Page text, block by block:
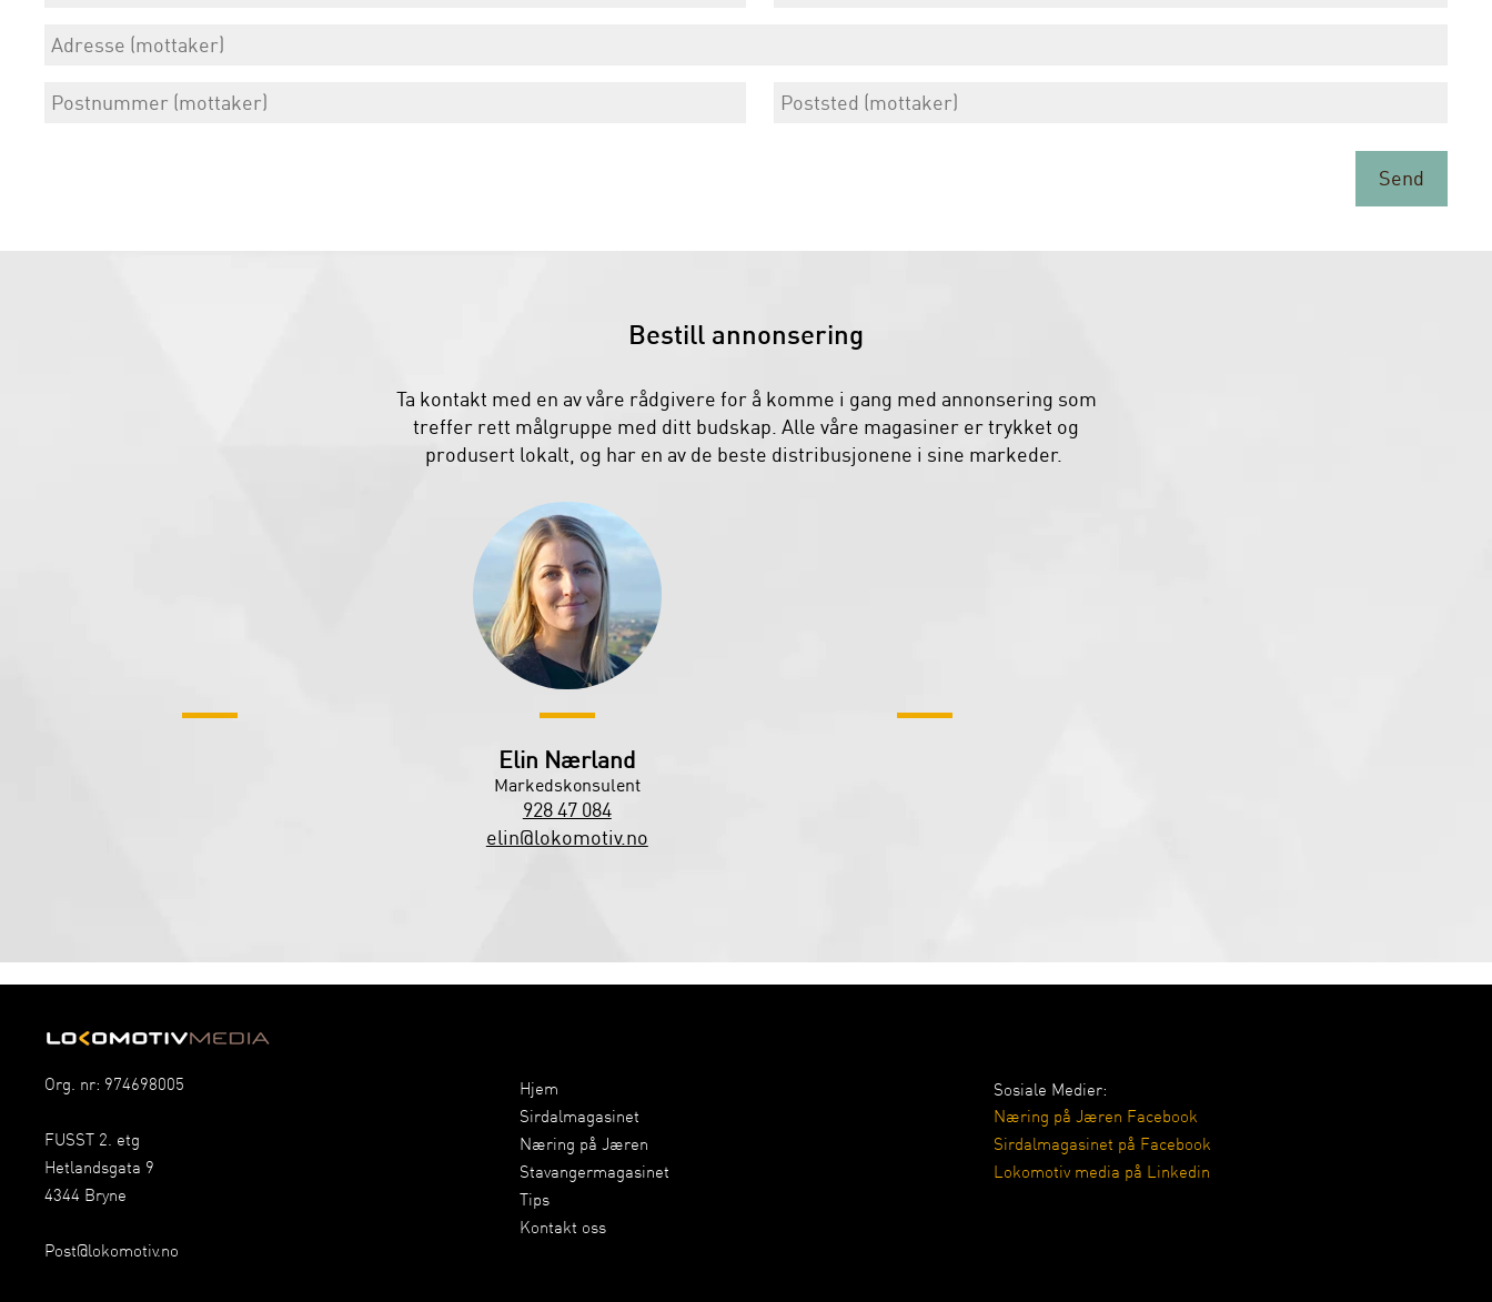
Bestill annonsering
Ta kontakt med en av våre rådgivere for å komme i gang med annonsering som
treffer rett målgruppe med ditt budskap. Alle våre magasiner er trykket og
produsert lokalt, og har en av de beste distribusjonene i sine markeder.
Elin Nærland
Markedskonsulent
928 47 084
elin@lokomotiv.no
Org. nr: 974698005
FUSST 2. etg
Hetlandsgata 9
4344 Bryne
Post@lokomotiv.no
Hjem
Sirdalmagasinet
Næring på Jæren
Stavangermagasinet
Tips
Kontakt oss
Sosiale Medier:
Næring på Jæren Facebook
Sirdalmagasinet på Facebook
Lokomotiv media på Linkedin